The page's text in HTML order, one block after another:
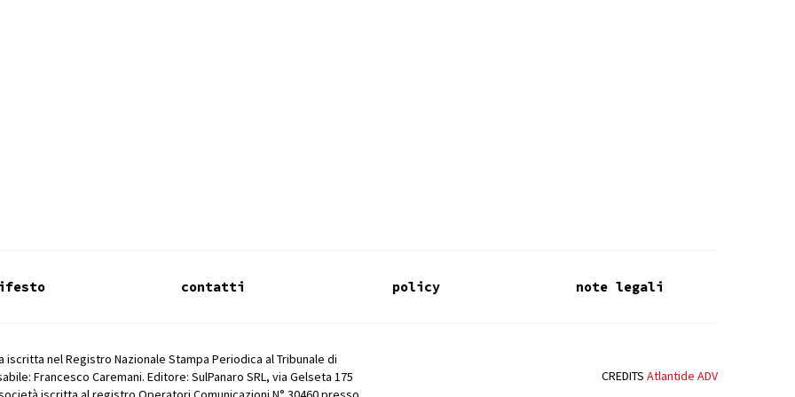
contatti policy note legali
nel Registro Nazionale Stampa Periodica al Tribunale di
Francesco Caremani. Editore: SulPanaro SRL, via Gelseta 175
CREDITS Atlantide ADV